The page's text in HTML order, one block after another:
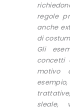
regole
anche
di
Gli
concetti
motivo
sleale,